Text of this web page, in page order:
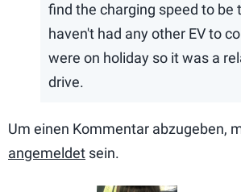
find the charging speed to be
haven't had any other EV to
were on holiday so it was a
drive.
Um einen Kommentar abzugeben,
angemeldet sein.